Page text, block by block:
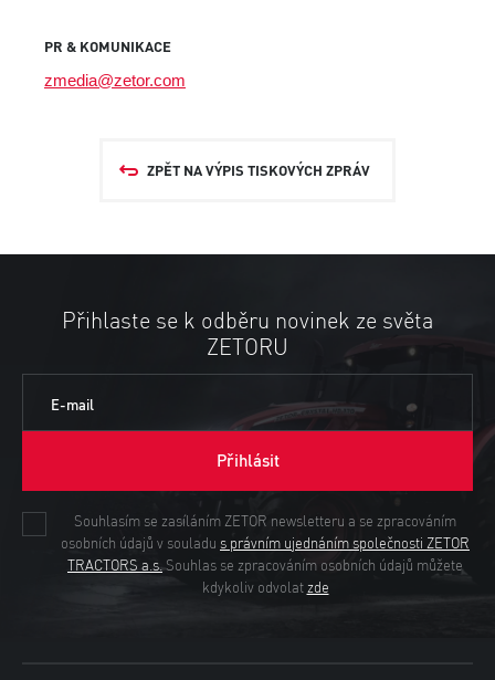
PR & KOMUNIKACE
zmedia@zetor.com
ZPĚT NA VÝPIS TISKOVÝCH ZPRÁV
Přihlaste se k odběru novinek ze světa
ZETORU
E-mail
Přihlásit
Souhlasím se zasíláním ZETOR newsletteru a se zpracováním
osobních údajů v souladu s právním ujednáním společnosti ZETOR
TRACTORS a.s. Souhlas se zpracováním osobních údajů můžete
kdykoliv odvolat zde